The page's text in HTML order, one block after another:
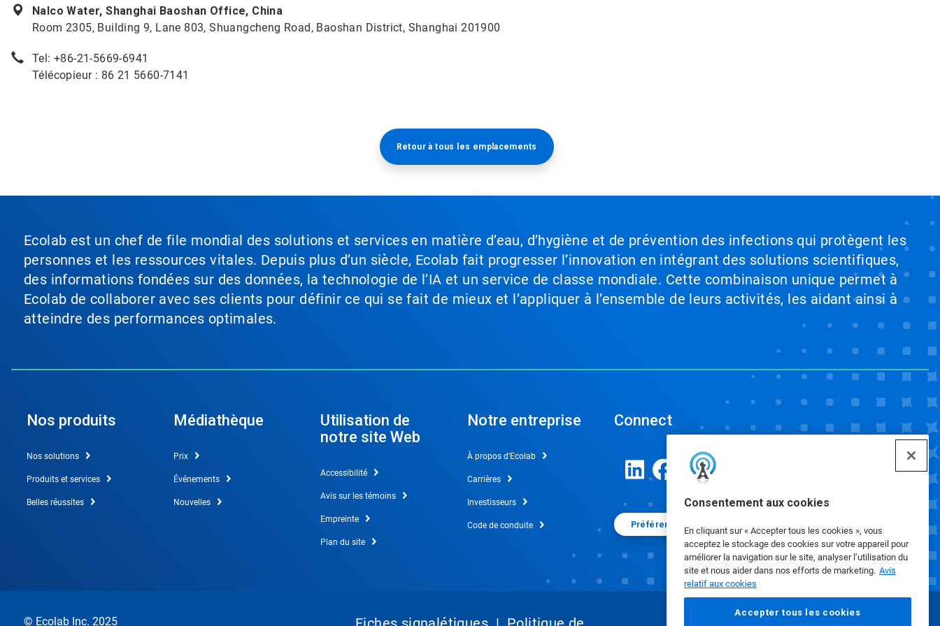
Consentement aux cookies
En cliquant sur « Accepter tous les cookies », vous
acceptez le stockage des cookies sur votre appareil pour
améliorer la navigation sur le site, analyser l’utilisation du
site et nous aider dans nos efforts de marketing. Avis
relatif aux cookies
Accepter tous les cookies
Nalco Water, Shanghai Baoshan Office, China
Room 2305, Building 9, Lane 803, Shuangcheng Road, Baoshan District, Shanghai 201900
Tel: +86-21-5669-6941
Télécopieur : 86 21 5660-7141
Retour à tous les emplacements​​​​​​​
Ecolab est un chef de file mondial des solutions et services en matière d’eau, d’hygiène et de prévention des infections qui protègent les
personnes et les ressources vitales. Depuis plus d’un siècle, Ecolab fait progresser l’innovation en intégrant des solutions scientifiques,
des informations fondées sur des données, la technologie de l’IA et un service de classe mondiale. Cette combinaison unique permet à
Ecolab de collaborer avec ses clients pour définir ce qui se fait de mieux et l’appliquer à l’ensemble de leurs activités, les aidant ainsi à
atteindre des performances optimales.
Nos produits
Nos solutions
Produits et services
Belles réussites
Médiathèque
Prix
Événements
Nouvelles
Utilisation de
notre site Web
Accessibilité
Avis sur les témoins
Empreinte
Plan du site
Notre entreprise
À propos d'Ecolab
Carrières
Investisseurs
Code de conduite
Connect
Préférences en matière de cookies
© Ecolab Inc. 2025